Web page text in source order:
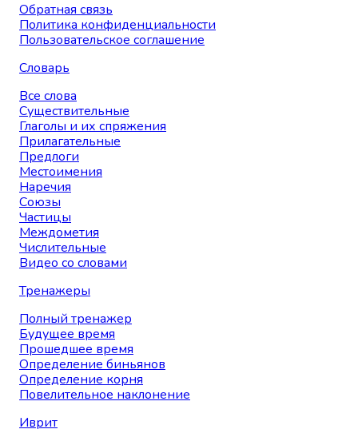
Обратная связь
Политика конфиденциальности
Пользовательское соглашение
Словарь
Все слова
Существительные
Глаголы и их спряжения
Прилагательные
Предлоги
Местоимения
Наречия
Союзы
Частицы
Междометия
Числительные
Видео со словами
Тренажеры
Полный тренажер
Будущее время
Прошедшее время
Определение биньянов
Определение корня
Повелительное наклонение
Иврит